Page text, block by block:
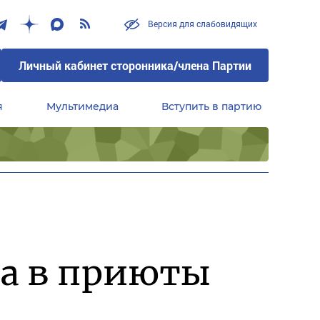
Версия для слабовидящих
Личный кабинет сторонника/члена Партии
Мультимедиа Вступить в партию
в приюты